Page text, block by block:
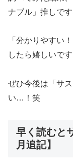
ナブル」推しで
「分かりやすい
したら嬉しいです
ぜひ今後は「サス
い…！笑
早く読むと
月追記】